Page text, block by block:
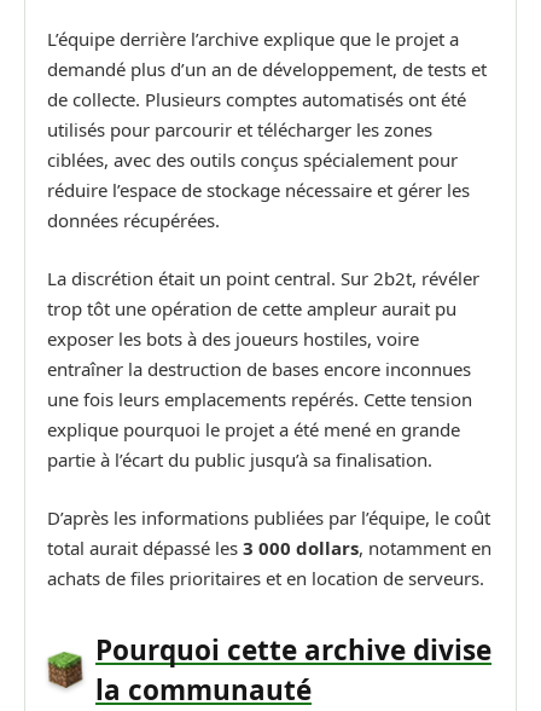
L’équipe derrière l’archive explique que le projet a
demandé plus d’un an de développement, de tests et
de collecte. Plusieurs comptes automatisés ont été
utilisés pour parcourir et télécharger les zones
ciblées, avec des outils conçus spécialement pour
réduire l’espace de stockage nécessaire et gérer les
données récupérées.
La discrétion était un point central. Sur 2b2t, révéler
trop tôt une opération de cette ampleur aurait pu
exposer les bots à des joueurs hostiles, voire
entraîner la destruction de bases encore inconnues
une fois leurs emplacements repérés. Cette tension
explique pourquoi le projet a été mené en grande
partie à l’écart du public jusqu’à sa finalisation.
D’après les informations publiées par l’équipe, le coût
total aurait dépassé les 3 000 dollars, notamment en
achats de files prioritaires et en location de serveurs.
Pourquoi cette archive divise
la communauté